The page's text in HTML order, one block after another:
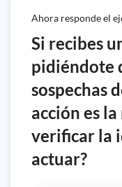
Ahora responde el
Si recibes
pidiéndote
sospechas
acción es
verificar la
actuar?